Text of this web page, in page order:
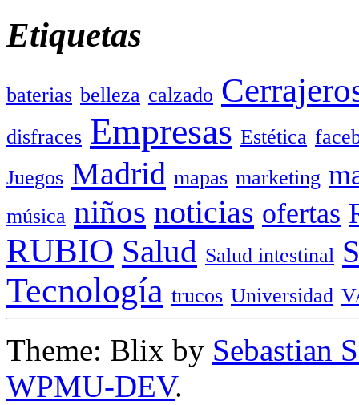
Etiquetas
baterias belleza calzado
disfraces Empresas Estética
Juegos Madrid mapas marketing
música niños noticias ofertas
RUBIO Salud Salud intestinal
Tecnología trucos Universidad
Theme: Blix by Sebastian
WPMU-DEV.